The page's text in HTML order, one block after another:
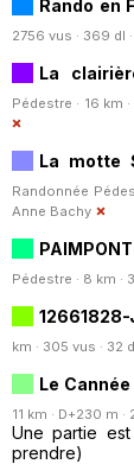
Rando en
2756 vus · 369 dl
La
Pédestre · 16 km
La motte
Randonnée
Anne Bachy
Pédestre · 8 km ·
km · 305 vus · 32
Le
11 km · D+230 m
Une partie
prendre)